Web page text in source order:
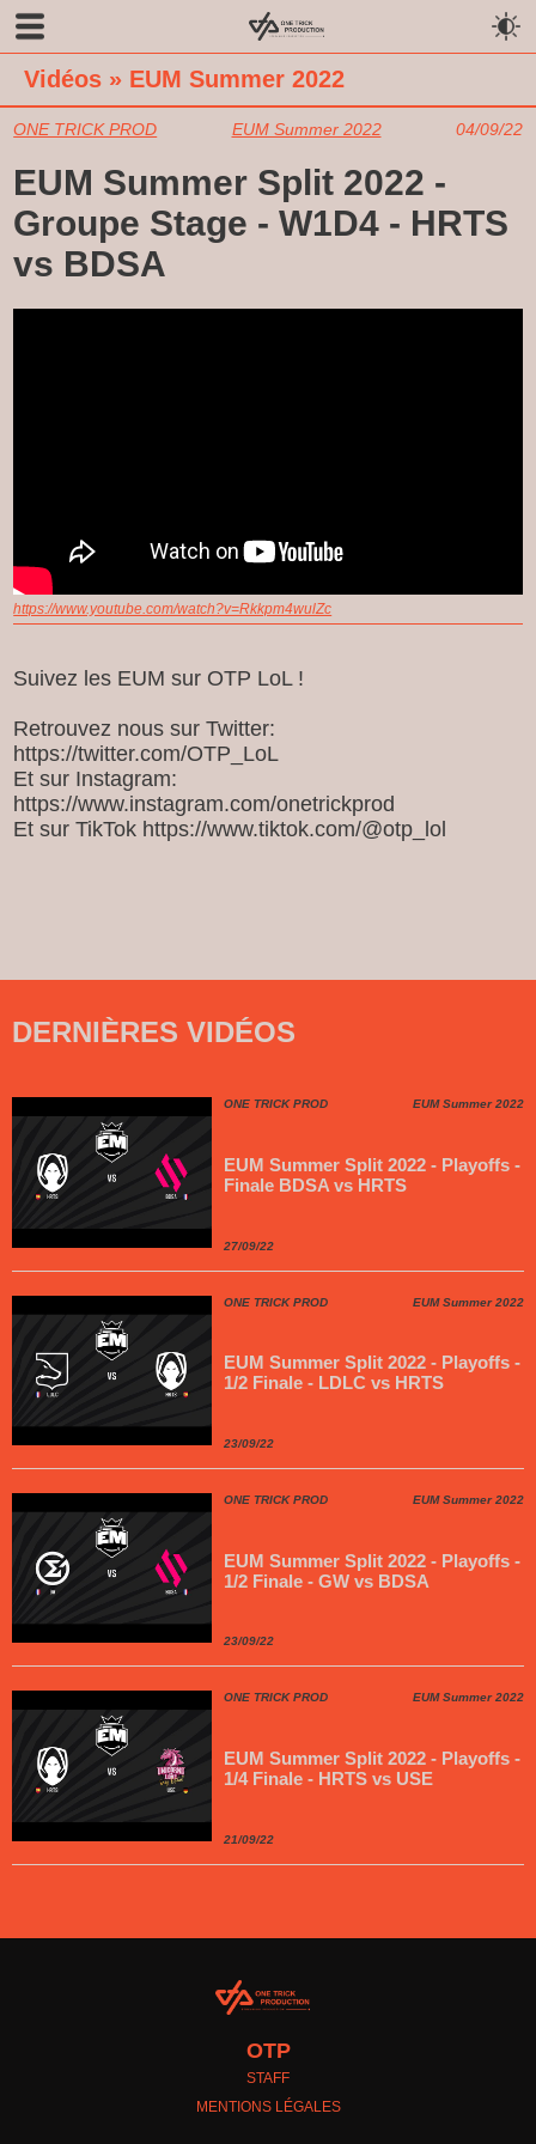
Vidéos » EUM Summer 2022
ONE TRICK PROD EUM Summer 2022 04/09/22
EUM Summer Split 2022 -
Groupe Stage - W1D4 - HRTS
vs BDSA
https://www.youtube.com/watch?v=Rkkpm4wulZc
Suivez les EUM sur OTP LoL !
Retrouvez nous sur Twitter:
https://twitter.com/OTP_LoL
Et sur Instagram:
https://www.instagram.com/onetrickprod
Et sur TikTok https://www.tiktok.com/@otp_lol
DERNIÈRES VIDÉOS
ONE TRICK PROD EUM Summer 2022
EUM Summer Split 2022 - Playoffs -
Finale BDSA vs HRTS
27/09/22
ONE TRICK PROD EUM Summer 2022
EUM Summer Split 2022 - Playoffs -
1/2 Finale - LDLC vs HRTS
23/09/22
ONE TRICK PROD EUM Summer 2022
EUM Summer Split 2022 - Playoffs -
1/2 Finale - GW vs BDSA
23/09/22
ONE TRICK PROD EUM Summer 2022
EUM Summer Split 2022 - Playoffs -
1/4 Finale - HRTS vs USE
21/09/22
OTP
STAFF
MENTIONS LÉGALES